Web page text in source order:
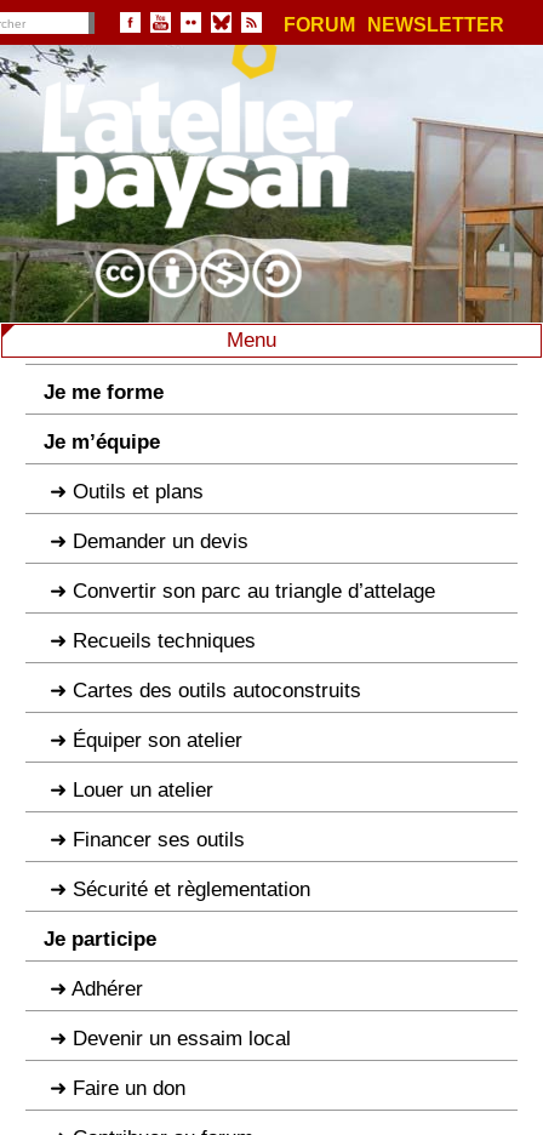
FORUM NEWSLETTER
Menu
Je me forme
Je m’équipe
Outils et plans
Demander un devis
Convertir son parc au triangle d’attelage
Recueils techniques
Cartes des outils autoconstruits
Équiper son atelier
Louer un atelier
Financer ses outils
Sécurité et règlementation
Je participe
Adhérer
Devenir un essaim local
Faire un don